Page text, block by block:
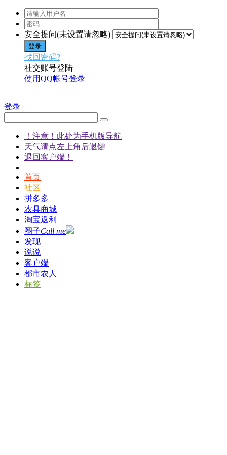
安全提问(未设置请忽略)
登录
找回密码?
社交账号登陆
使用QQ帐号登录
登录
！注意！此处为手机版导航
天气请点左上角后退键
退回客户端！
首页
社区
拼多多
农具商城
淘宝返利
圈子Call me
发现
说说
客户端
都市农人
标签